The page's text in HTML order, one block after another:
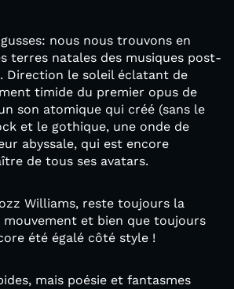
nous nous trouvons en
terres natales des musiques post-
Direction le soleil éclatant de
timide du premier opus de
son atomique qui créé (sans le
et le gothique, une onde de
abyssale, qui est encore
de tous ses avatars.
Williams, reste toujours la
et bien que toujours
été égalé côté style !
mais poésie et fantasmes